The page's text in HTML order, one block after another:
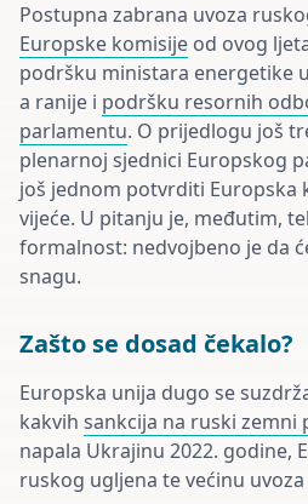
Postupna zabrana uvoza
Europske komisije od ovog
podršku ministara energetike u
a ranije i podršku resornih
parlamentu. O prijedlogu još
plenarnoj sjednici Europskog
još jednom potvrditi Europska
vijeće. U pitanju je, međutim,
formalnost: nedvojbeno je da
snagu.
Zašto se dosad čekalo?
Europska unija dugo se
kakvih sankcija na ruski zemni
napala Ukrajinu 2022. godine,
ruskog ugljena te većinu